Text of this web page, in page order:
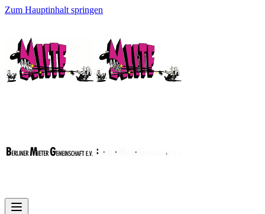
Zum Hauptinhalt springen